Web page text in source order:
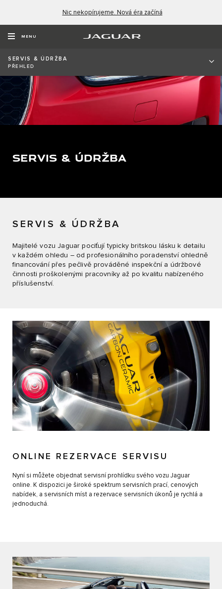
Nic nekopírujeme. Nová éra začíná
MENU
SERVIS & ÚDRŽBA
PŘEHLED
SERVIS & ÚDRŽBA
SERVIS & ÚDRŽBA
Majitelé vozu Jaguar pociťují typicky britskou lásku k detailu
v každém ohledu – od profesionálního poradenství ohledně
financování přes pečlivě prováděné inspekční a údržbové
činnosti proškolenými pracovníky až po kvalitu nabízeného
příslušenství.
ONLINE REZERVACE SERVISU
Nyní si můžete objednat servisní prohlídku svého vozu Jaguar
online. K dispozici je široké spektrum servisních prací, cenových
nabídek, a servisních míst a rezervace servisních úkonů je rychlá a
jednoduchá.